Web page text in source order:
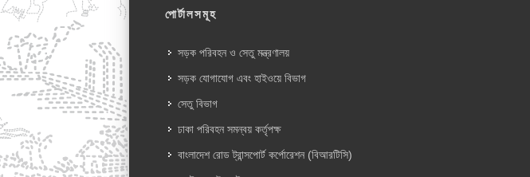
পোর্টালসমূহ
সড়ক পরিবহন ও সেতু মন্ত্রণালয়
সড়ক যোগাযোগ এবং হাইওয়ে বিভাগ
সেতু বিভাগ
ঢাকা পরিবহন সমন্বয় কর্তৃপক্ষ
বাংলাদেশ রোড ট্রান্সপোর্ট কর্পোরেশন (বিআরটিসি)